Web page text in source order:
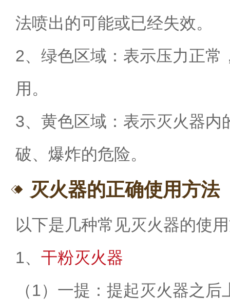
法喷出的可能或已经失效。
2、绿色区域：表示压力正常
用。
3、黄色区域：表示灭火器内
破、爆炸的危险。
灭火器的正确使用方法
以下是几种常见灭火器的使
1、 干粉灭火器
（1）一提：提起灭火器之后